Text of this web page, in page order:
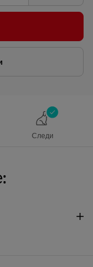
Следи